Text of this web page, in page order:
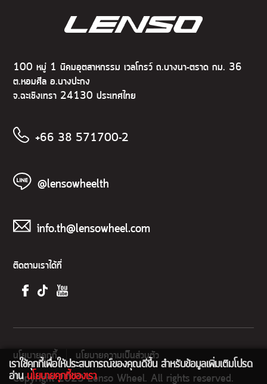
100 หมู่ 1 นิคมอุตสาหกรรม เวลโกรว์ ถ.บางนา-ตราด กม. 36
ต.หอมศีล อ.บางปะกง
จ.ฉะเชิงเทรา 24130 ประเทศไทย
+66 38 571700-2
@lensowheelth
info.th@lensowheel.com
ติดตามเราได้ที่
Copyright 2025 Lenso Wheel. All rights reserved.
นโยบายคุกกี้ นโยบายความเป็นส่วนตัว
เราใช้คุกกี้เพื่อให้ประสบการณ์ของคุณดีขึ้น สำหรับข้อมูลเพิ่มเติมโปรด
อ่านนโยบายคุกกี้ของเรา